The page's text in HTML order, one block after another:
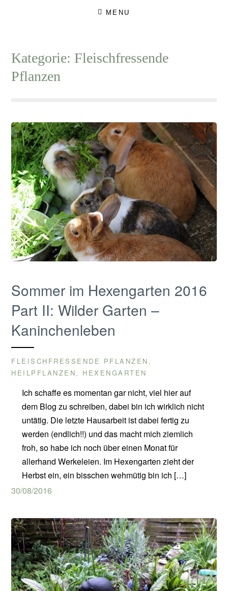
MENU
Kategorie: Fleischfressende
Pflanzen
Sommer im Hexengarten 2016
Part II: Wilder Garten –
Kaninchenleben
FLEISCHFRESSENDE PFLANZEN
HEILPFLANZEN HEXENGARTEN
Ich schaffe es momentan gar nicht, viel hier auf
dem Blog zu schreiben, dabei bin ich wirklich nicht
untätig. Die letzte Hausarbeit ist dabei fertig zu
werden (endlich!!) und das macht mich ziemlich
froh, so habe ich noch über einen Monat für
allerhand Werkeleien. Im Hexengarten zieht der
Herbst ein, ein bisschen wehmütig bin ich […]
30/08/2016